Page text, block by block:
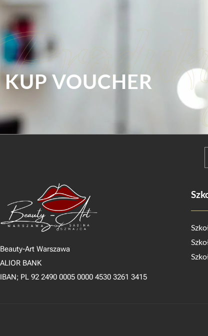
KUP VOUCHER
Beauty-Art Warszawa
ALIOR BANK
IBAN; PL 92 2490 0005 0000 4530 3261 3415